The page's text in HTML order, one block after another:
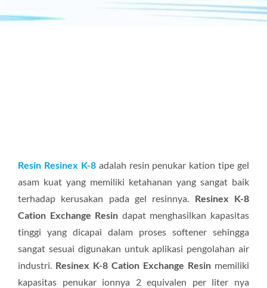
Resin Resinex K-8adalah resin penukar kation tipe gel
asam kuat yang memiliki ketahanan yang sangat baik
terhadap kerusakan pada gel resinnya. Resinex K-8
Cation Exchange Resin dapat menghasilkan kapasitas
tinggi yang dicapai dalam proses softener sehingga
sangat sesuai digunakan untuk aplikasi pengolahan air
industri. Resinex K-8 Cation Exchange Resin memiliki
kapasitas penukar ionnya 2 equivalen per liter nya